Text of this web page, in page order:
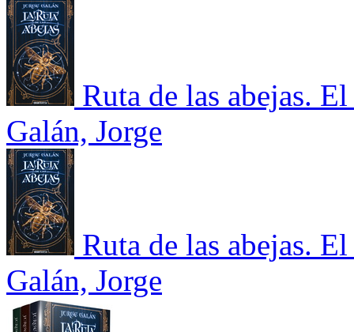
Ruta de las abejas.
Galán, Jorge
Ruta de las abejas.
Galán, Jorge